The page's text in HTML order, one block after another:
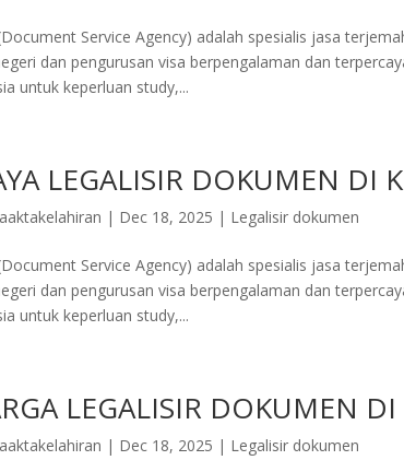
Service Agency) adalah spesialis jasa
dan pengurusan visa berpengalaman dan
untuk keperluan study,...
LEGALISIR DOKUMEN DI
| Dec 18, 2025 | Legalisir dokumen
Service Agency) adalah spesialis jasa
dan pengurusan visa berpengalaman dan
untuk keperluan study,...
LEGALISIR DOKUMEN
| Dec 18, 2025 | Legalisir dokumen